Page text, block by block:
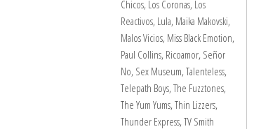
Chicos, Los Coronas, Los
Reactivos, Lula, Maika Makovski,
Malos Vicios, Miss Black Emotion,
Paul Collins, Ricoamor, Señor
No, Sex Museum, Talenteless,
Telepath Boys, The Fuzztones,
The Yum Yums, Thin Lizzers,
Thunder Express, TV Smith